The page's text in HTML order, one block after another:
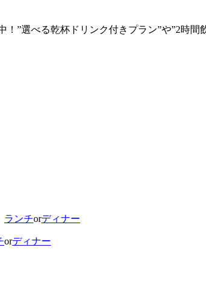
”選べる乾杯ドリンク付きプラン”や”2時
ランチorディナー
orディナー